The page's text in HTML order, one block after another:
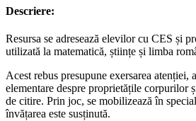
Descriere:
Resursa se adresează elevilor cu CES și
utilizată la matematică, științe și limba
Acest rebus presupune exersarea
elementare despre proprietățile corpurilor
de citire. Prin joc, se mobilizează în
învățarea este susținută.